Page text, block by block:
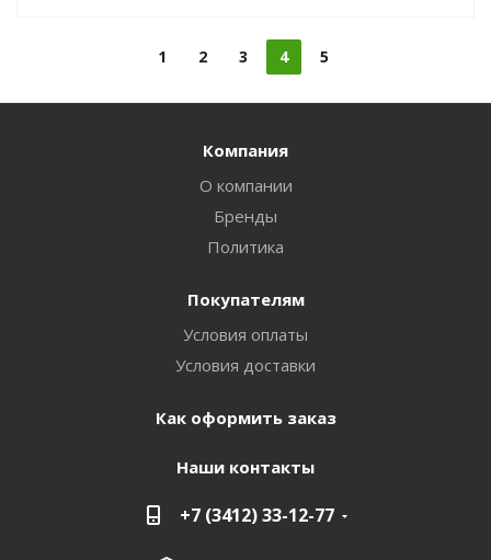
1 2 3 4 5
Компания
О компании
Бренды
Политика
Покупателям
Условия оплаты
Условия доставки
Как оформить заказ
Наши контакты
+7 (3412) 33-12-77